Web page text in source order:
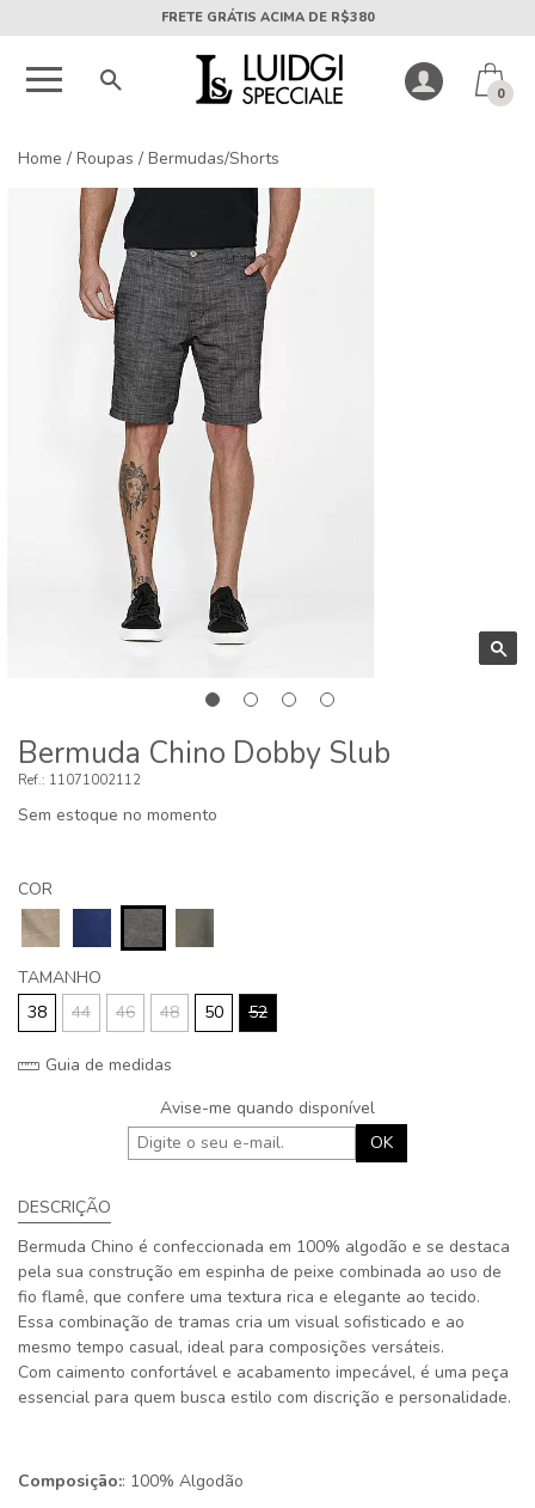
5X SEM JUROS PARCELA MÍNIMA DE R$50
0
Home / Roupas / Bermudas/Shorts
Bermuda Chino Dobby Slub
11071002112
Sem estoque no momento
COR
TAMANHO
38
44 46 48 50 52
Guia de medidas
Avise-me quando disponível
OK
DESCRIÇÃO
Bermuda Chino é confeccionada em 100% algodão e se destaca
pela sua construção em espinha de peixe combinada ao uso de
fio flamê, que confere uma textura rica e elegante ao tecido.
Essa combinação de tramas cria um visual sofisticado e ao
mesmo tempo casual, ideal para composições versáteis.
Com caimento confortável e acabamento impecável, é uma peça
essencial para quem busca estilo com discrição e personalidade.
Composição:: 100% Algodão